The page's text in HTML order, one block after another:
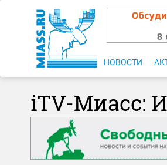
НОВОСТИ
iTV-Миасс: